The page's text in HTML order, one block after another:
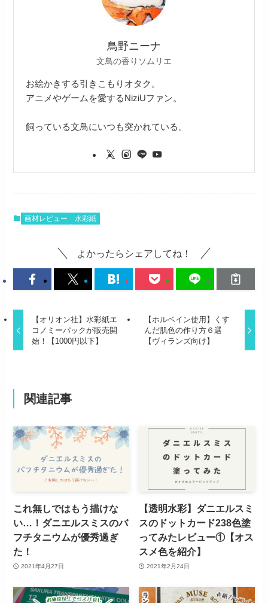
鳥野ニーナ
文鳥の香りソムリエ
お絵かきする引きこもりオタク。
アニメやゲームを愛するNiziUファン。
飼っている文鳥にいつも突かれている。
画材レビュー 水彩紙
よかったらシェアしてね！
【オリオン社】水彩紙エ
コノミーパックが販売開
始！【1000円以下】
【ホルベイン使用】くす
んだ肌色の作り方６選
【ヴィランズ向け】
関連記事
これ無しではもう描けな
い…！ダニエルスミスのバ
フチタニウムが優秀過ぎ
た！
2021年4月27日
【透明水彩】ダニエルスミ
スのドットカード238色塗
ってみたレビュー①【オス
スメ色を紹介】
2021年2月24日